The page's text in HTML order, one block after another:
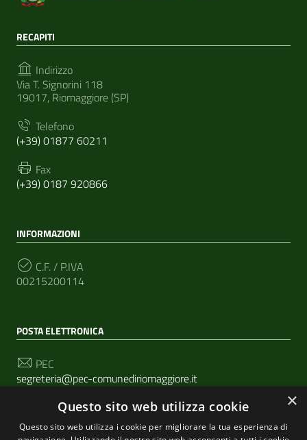
RECAPITI
Indirizzo
Via T. Signorini 118
19017, Riomaggiore (SP)
Telefono
(+39) 01877 60211
Fax
(+39) 0187 920866
INFORMAZIONI
C.F. / P.IVA
00215200114
POSTA ELETTRONICA
PEC
segreteria@pec-comunediriomaggiore.it
Email
urp@comune.riomaggiore.sp.it
×
Questo sito web utilizza cookie
Questo sito web utilizza i cookie per migliorare la tua esperienza di